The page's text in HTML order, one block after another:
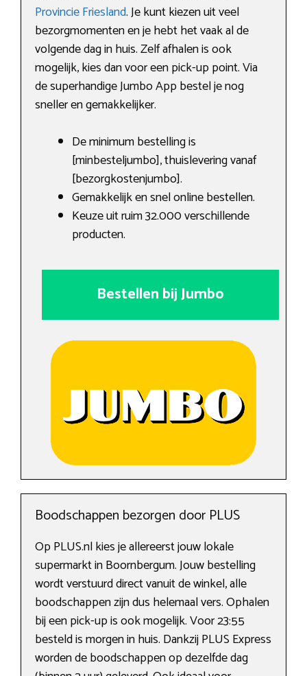
Provincie Friesland. Je kunt kiezen uit veel
bezorgmomenten en je hebt het vaak al de
volgende dag in huis. Zelf afhalen is ook
mogelijk, kies dan voor een pick-up point. Via
de superhandige Jumbo App bestel je nog
sneller en gemakkelijker.
De minimum bestelling is
[minbesteljumbo], thuislevering vanaf
[bezorgkostenjumbo].
Gemakkelijk en snel online bestellen.
Keuze uit ruim 32.000 verschillende
producten.
Bestellen bij Jumbo
Boodschappen bezorgen door PLUS
Op PLUS.nl kies je allereerst jouw lokale
supermarkt in Boornbergum. Jouw bestelling
wordt verstuurd direct vanuit de winkel, alle
boodschappen zijn dus helemaal vers. Ophalen
bij een pick-up is ook mogelijk. Voor 23:55
besteld is morgen in huis. Dankzij PLUS Express
worden de boodschappen op dezelfde dag